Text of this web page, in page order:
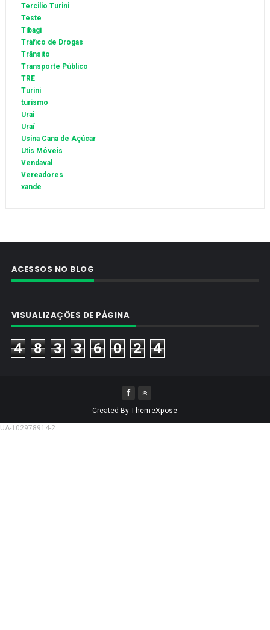
Tercilio Turini
Teste
Tibagi
Tráfico de Drogas
Trânsito
Transporte Público
TRE
Turini
turismo
Urai
Uraí
Usina Cana de Açúcar
Utis Móveis
Vendaval
Vereadores
xande
ACESSOS NO BLOG
VISUALIZAÇÕES DE PÁGINA
4 8 3 3 6 0 2 4
Created ByThemeXpose
UA-102978914-2